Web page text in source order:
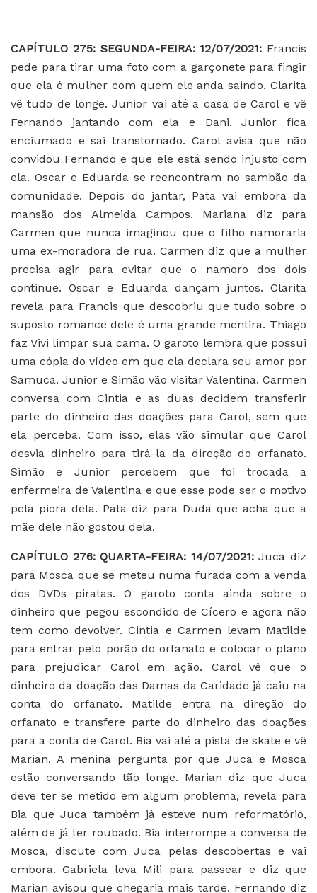
CAPÍTULO 275: SEGUNDA-FEIRA: 12/07/2021: Francis
pede para tirar uma foto com a garçonete para fingir
que ela é mulher com quem ele anda saindo. Clarita
vê tudo de longe. Junior vai até a casa de Carol e vê
Fernando jantando com ela e Dani. Junior fica
enciumado e sai transtornado. Carol avisa que não
convidou Fernando e que ele está sendo injusto com
ela. Oscar e Eduarda se reencontram no sambão da
comunidade. Depois do jantar, Pata vai embora da
mansão dos Almeida Campos. Mariana diz para
Carmen que nunca imaginou que o filho namoraria
uma ex-moradora de rua. Carmen diz que a mulher
precisa agir para evitar que o namoro dos dois
continue. Oscar e Eduarda dançam juntos. Clarita
revela para Francis que descobriu que tudo sobre o
suposto romance dele é uma grande mentira. Thiago
faz Vivi limpar sua cama. O garoto lembra que possui
uma cópia do vídeo em que ela declara seu amor por
Samuca. Junior e Simão vão visitar Valentina. Carmen
conversa com Cintia e as duas decidem transferir
parte do dinheiro das doações para Carol, sem que
ela perceba. Com isso, elas vão simular que Carol
desvia dinheiro para tirá-la da direção do orfanato.
Simão e Junior percebem que foi trocada a
enfermeira de Valentina e que esse pode ser o motivo
pela piora dela. Pata diz para Duda que acha que a
mãe dele não gostou dela.
CAPÍTULO 276: QUARTA-FEIRA: 14/07/2021:Juca diz
para Mosca que se meteu numa furada com a venda
dos DVDs piratas. O garoto conta ainda sobre o
dinheiro que pegou escondido de Cícero e agora não
tem como devolver. Cintia e Carmen levam Matilde
para entrar pelo porão do orfanato e colocar o plano
para prejudicar Carol em ação. Carol vê que o
dinheiro da doação das Damas da Caridade já caiu na
conta do orfanato. Matilde entra na direção do
orfanato e transfere parte do dinheiro das doações
para a conta de Carol. Bia vai até a pista de skate e vê
Marian. A menina pergunta por que Juca e Mosca
estão conversando tão longe. Marian diz que Juca
deve ter se metido em algum problema, revela para
Bia que Juca também já esteve num reformatório,
além de já ter roubado. Bia interrompe a conversa de
Mosca, discute com Juca pelas descobertas e vai
embora. Gabriela leva Mili para passear e diz que
Marian avisou que chegaria mais tarde. Fernando diz